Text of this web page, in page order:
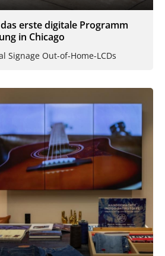
erste digitale Programm
in Chicago
Signage Out-of-Home-LCDs